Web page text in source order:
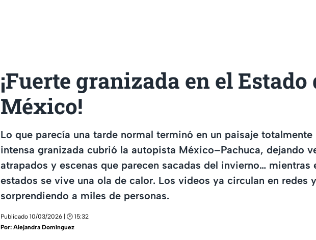
¡Fuerte granizada en el Estado
México!
Lo que parecía una tarde normal terminó en un paisaje totalmente
intensa granizada cubrió la autopista México–Pachuca, dejando
atrapados y escenas que parecen sacadas del invierno… mientras
estados se vive una ola de calor. Los videos ya circulan en redes
sorprendiendo a miles de personas.
Publicado 10/03/2026 | 🕑 15:32
Por: Alejandra Domínguez